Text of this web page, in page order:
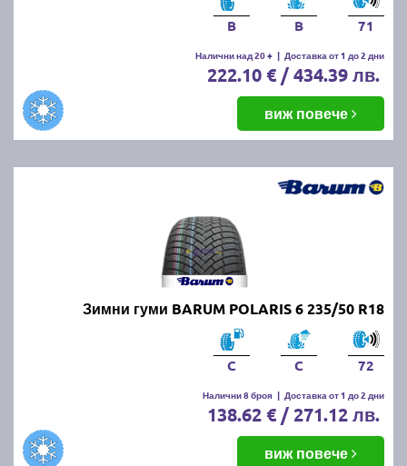
B B 71
Налични над 20 + | Доставка от 1 до 2 дни
222.10 € / 434.39 лв.
виж повече
Зимни гуми BARUM POLARIS 6 235/50 R18
C C 72
Налични 8 броя | Доставка от 1 до 2 дни
138.62 € / 271.12 лв.
виж повече